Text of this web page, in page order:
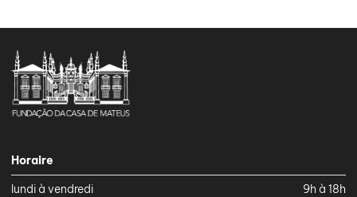
Horaire
lundi à vendredi
9h à 18h